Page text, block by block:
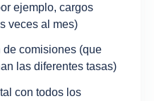
ejemplo, cargos
veces al mes)
de comisiones (que
las diferentes tasas)
con todos los